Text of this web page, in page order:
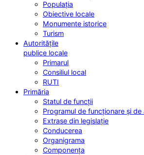
Populația
Obiective locale
Monumente istorice
Turism
Autoritățile
publice locale
Primarul
Consiliul local
RUTI
Primăria
Statul de funcții
Programul de funcționare și de
Extrase din legislație
Conducerea
Organigrama
Componența